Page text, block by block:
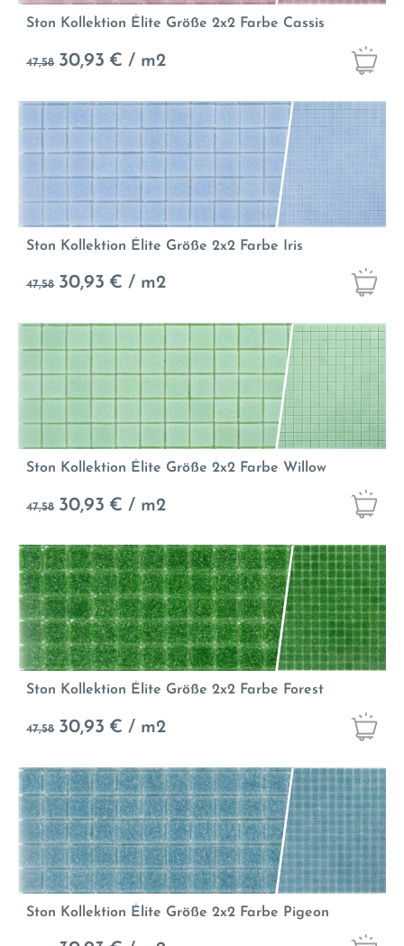
Ston Kollektion Élite Größe 2x2 Farbe Cassis
47,58 30,93 € / m2
Ston Kollektion Élite Größe 2x2 Farbe Iris
47,58 30,93 € / m2
Ston Kollektion Élite Größe 2x2 Farbe Willow
47,58 30,93 € / m2
Ston Kollektion Élite Größe 2x2 Farbe Forest
47,58 30,93 € / m2
Ston Kollektion Élite Größe 2x2 Farbe Pigeon